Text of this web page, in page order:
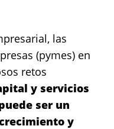
las
(pymes) en
retos
y servicios
ser un
y